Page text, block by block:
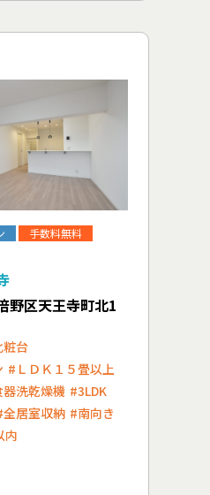
手数料無料
野区天王寺町北1
粧台
#ＬＤＫ１５畳以上
器洗乾燥機 #3LDK
全居室収納 #南向き
内